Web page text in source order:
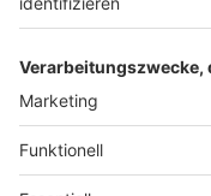
80 Lehrer umfassen.
Anzeige